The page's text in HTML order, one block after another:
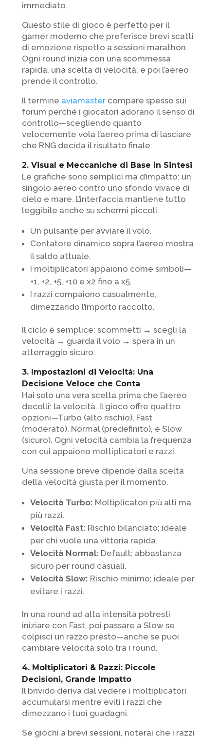
immediato.
Questo stile di gioco è perfetto per il
gamer moderno che preferisce brevi scatti
di emozione rispetto a sessioni marathon.
Ogni round inizia con una scommessa
rapida, una scelta di velocità, e poi l’aereo
prende il controllo.
Il termine aviamastercompare spesso sui
forum perché i giocatori adorano il senso di
controllo—scegliendo quanto
velocemente vola l’aereo prima di lasciare
che RNG decida il risultato finale.
2. Visual e Meccaniche di Base in Sintesi
Le grafiche sono semplici ma d’impatto: un
singolo aereo contro uno sfondo vivace di
cielo e mare. L’interfaccia mantiene tutto
leggibile anche su schermi piccoli.
Un pulsante per avviare il volo.
Contatore dinamico sopra l’aereo mostra
il saldo attuale.
I moltiplicatori appaiono come simboli—
+1, +2, +5, +10 e x2 fino a x5.
I razzi compaiono casualmente,
dimezzando l’importo raccolto.
Il ciclo è semplice: scommetti → scegli la
velocità → guarda il volo → spera in un
atterraggio sicuro.
3. Impostazioni di Velocità: Una
Decisione Veloce che Conta
Hai solo una vera scelta prima che l’aereo
decolli: la velocità. Il gioco offre quattro
opzioni—Turbo (alto rischio), Fast
(moderato), Normal (predefinito), e Slow
(sicuro). Ogni velocità cambia la frequenza
con cui appaiono moltiplicatori e razzi.
Una sessione breve dipende dalla scelta
della velocità giusta per il momento.
Velocità Turbo: Moltiplicatori più alti ma
più razzi.
Velocità Fast: Rischio bilanciato; ideale
per chi vuole una vittoria rapida.
Velocità Normal: Default; abbastanza
sicuro per round casuali.
Velocità Slow: Rischio minimo; ideale per
evitare i razzi.
In una round ad alta intensità potresti
iniziare con Fast, poi passare a Slow se
colpisci un razzo presto—anche se puoi
cambiare velocità solo tra i round.
4. Moltiplicatori & Razzi: Piccole
Decisioni, Grande Impatto
Il brivido deriva dal vedere i moltiplicatori
accumularsi mentre eviti i razzi che
dimezzano i tuoi guadagni.
Se giochi a brevi sessioni, noterai che i razzi